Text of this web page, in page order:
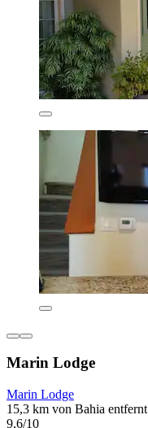
Marin Lodge
Marin Lodge
15,3 km von Bahia entfernt
9,6/10